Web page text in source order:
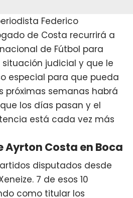
Federico
de Costa recurrirá a
de Fútbol para
judicial y que le
especial para que pueda
próximas semanas habrá
los días pasan y el
está cada vez más
Ayrton Costa en Boca
disputados desde
7 de esos 10
como titular los